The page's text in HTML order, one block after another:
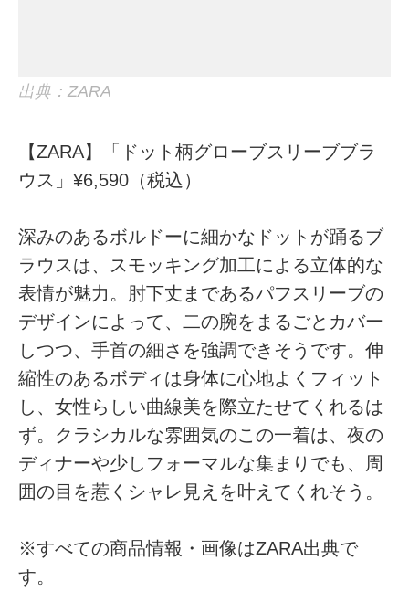
出典：ZARA
【ZARA】「ドット柄グローブスリーブブラ
ウス」¥6,590（税込）
深みのあるボルドーに細かなドットが踊るブ
ラウスは、スモッキング加工による立体的な
表情が魅力。肘下丈まであるパフスリーブの
デザインによって、二の腕をまるごとカバー
しつつ、手首の細さを強調できそうです。伸
縮性のあるボディは身体に心地よくフィット
し、女性らしい曲線美を際立たせてくれるは
ず。クラシカルな雰囲気のこの一着は、夜の
ディナーや少しフォーマルな集まりでも、周
囲の目を惹くシャレ見えを叶えてくれそう。
※すべての商品情報・画像はZARA出典で
す。